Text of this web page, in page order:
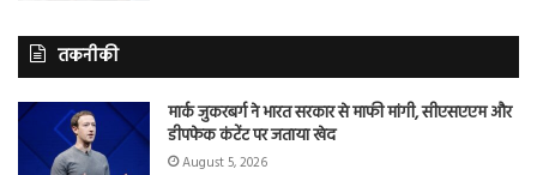
तकनीकी
मार्क जुकरबर्ग ने भारत सरकार से माफी मांगी, सीएसएएम और
डीपफेक कंटेंट पर जताया खेद
August 5, 2026